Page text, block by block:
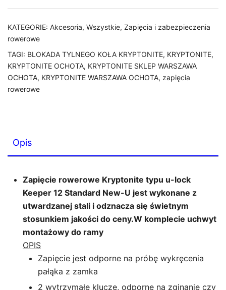
12
10,2
x
20,3
KATEGORIE: Akcesoria, Wszystkie, Zapięcia i zabezpieczenia
rowerowe
TAGI: BLOKADA TYLNEGO KOŁA KRYPTONITE, KRYPTONITE,
KRYPTONITE OCHOTA, KRYPTONITE SKLEP WARSZAWA
OCHOTA, KRYPTONITE WARSZAWA OCHOTA, zapięcia
rowerowe
Opis
Zapięcie rowerowe Kryptonite typu u-lock
Keeper 12 Standard New-U jest wykonane z
utwardzanej stali i odznacza się świetnym
stosunkiem jakości do ceny.W komplecie uchwyt
montażowy do ramy
OPIS
Zapięcie jest odporne na próbę wykręcenia
pałąka z zamka
2 wytrzymałe klucze, odporne na zginanie czy